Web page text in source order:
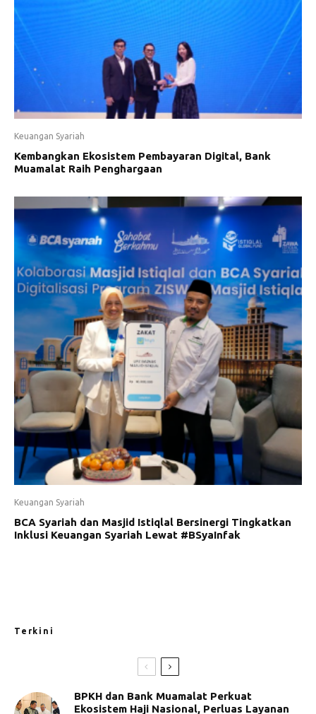
Keuangan Syariah
Kembangkan Ekosistem Pembayaran Digital, Bank
Muamalat Raih Penghargaan
Keuangan Syariah
BCA Syariah dan Masjid Istiqlal Bersinergi Tingkatkan
Inklusi Keuangan Syariah Lewat #BSyaInfak
Terkini
BPKH dan Bank Muamalat Perkuat
Ekosistem Haji Nasional, Perluas Layanan